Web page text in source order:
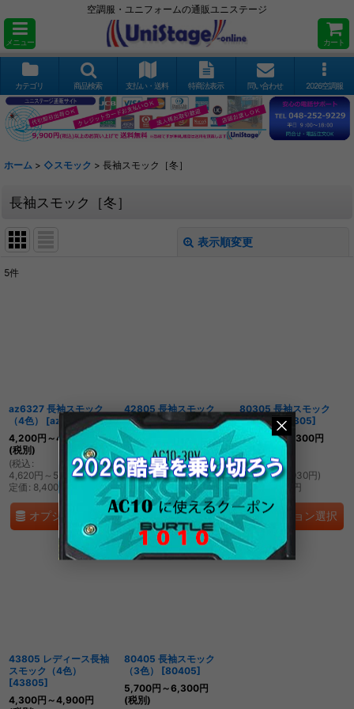
空調服・ユニフォームの通販ユニステージ
メニュー カート
カテゴリ 商品検索 支払い・送料 特商法表示 問い合わせ 2026空調服
ホーム > ◇スモック > 長袖スモック［冬］
長袖スモック［冬］
表示順変更
5件
az6327 長袖スモック
（4色）
[az6327
4,200円 ～4,800
(税別)
(税込 :
4,620円 ～5,280円)
定価 : 8,400円
オプション選択
42805 長袖スモック
（3色）
42805]
5,600
(税別)
(税込:
6,160円～6,820円)
: 11,200 円
オプション選択
80305 長袖スモック
（4色） [80305]
5,700
円～6,300円
(税別)
(税込:
6,270円～6,930円)
定価
円
オプション選択
43805 レディース長袖
スモック（4色）
[43805]
4,300円 ～4,900円
80405 長袖スモック
（3色）
[80405]
5,700円 ～6,300円
(税別)